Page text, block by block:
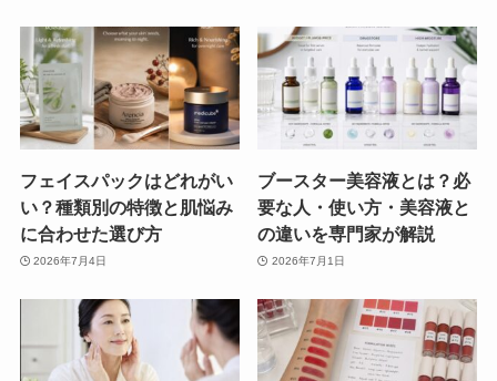
フェイスパックはどれがい
い？種類別の特徴と肌悩み
に合わせた選び方
2026年7月4日
ブースター美容液とは？必
要な人・使い方・美容液と
の違いを専門家が解説
2026年7月1日